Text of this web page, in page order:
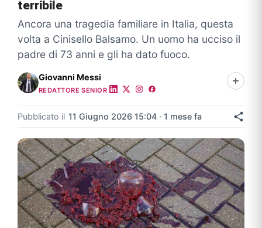
terribile
Ancora una tragedia familiare in Italia, questa
volta a Cinisello Balsamo. Un uomo ha ucciso il
padre di 73 anni e gli ha dato fuoco.
Giovanni Messi
REDATTORE SENIOR
Pubblicato il 11 Giugno 2026 15:04 · 1 mese fa